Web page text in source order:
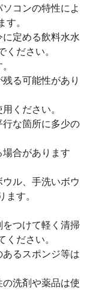
コンの特性によ
す。
定める飲料水水
ください。
る可能性があり
ください。
な箇所に多少の
合があります
ル、手洗いボウ
ます。
つけて軽く清掃
ください。
るスポンジ等は
洗剤や薬品は使